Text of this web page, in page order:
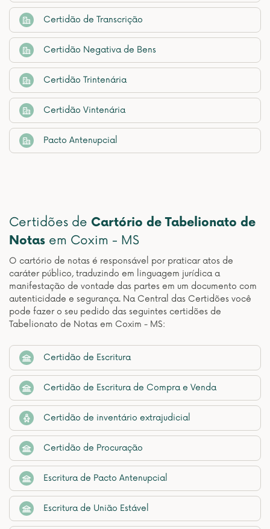
Certidão de Transcrição
Certidão Negativa de Bens
Certidão Trintenária
Certidão Vintenária
Pacto Antenupcial
Certidões de Cartório de Tabelionato de
Notas em Coxim - MS
O cartório de notas é responsável por praticar atos de
caráter público, traduzindo em linguagem jurídica a
manifestação de vontade das partes em um documento com
autenticidade e segurança. Na Central das Certidões você
pode fazer o seu pedido das seguintes certidões de
Tabelionato de Notas em Coxim - MS:
Certidão de Escritura
Certidão de Escritura de Compra e Venda
Certidão de inventário extrajudicial
Certidão de Procuração
Escritura de Pacto Antenupcial
Escritura de União Estável